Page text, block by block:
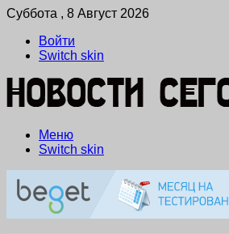
Суббота , 8 Август 2026
Войти
Switch skin
Меню
Switch skin